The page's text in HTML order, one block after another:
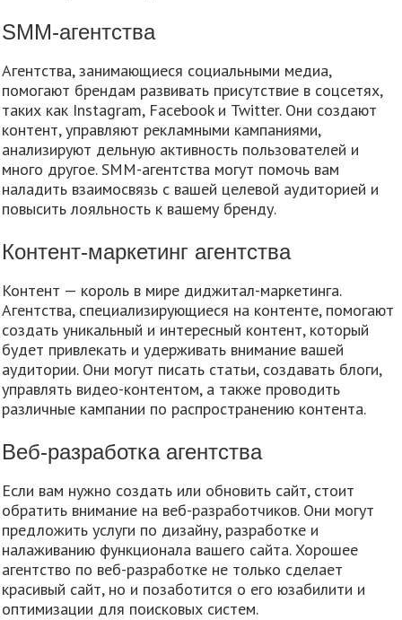
SMM-агентства
Агентства, занимающиеся социальными медиа,
помогают брендам развивать присутствие в соцсетях,
таких как Instagram, Facebook и Twitter. Они создают
контент, управляют рекламными кампаниями,
анализируют дельную активность пользователей и
много другое. SMM-агентства могут помочь вам
наладить взаимосвязь с вашей целевой аудиторией и
повысить лояльность к вашему бренду.
Контент-маркетинг агентства
Контент — король в мире диджитал-маркетинга.
Агентства, специализирующиеся на контенте, помогают
создать уникальный и интересный контент, который
будет привлекать и удерживать внимание вашей
аудитории. Они могут писать статьи, создавать блоги,
управлять видео-контентом, а также проводить
различные кампании по распространению контента.
Веб-разработка агентства
Если вам нужно создать или обновить сайт, стоит
обратить внимание на веб-разработчиков. Они могут
предложить услуги по дизайну, разработке и
налаживанию функционала вашего сайта. Хорошее
агентство по веб-разработке не только сделает
красивый сайт, но и позаботится о его юзабилити и
оптимизации для поисковых систем.